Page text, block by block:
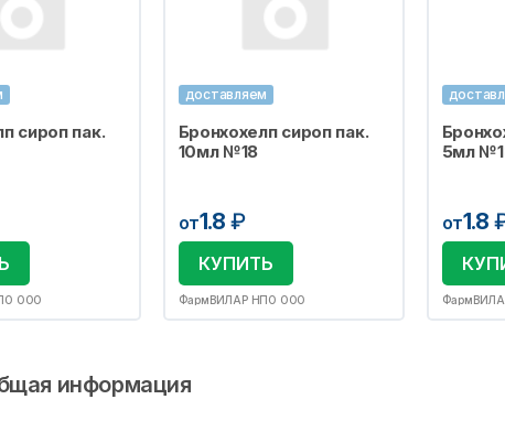
сироп пак.
ООО
доставляем
Бронхохелп сироп пак.
10мл №18
от1.8 ₽
КУПИТЬ
ФармВИЛАР НПО ООО
5мл
от1.8
информация